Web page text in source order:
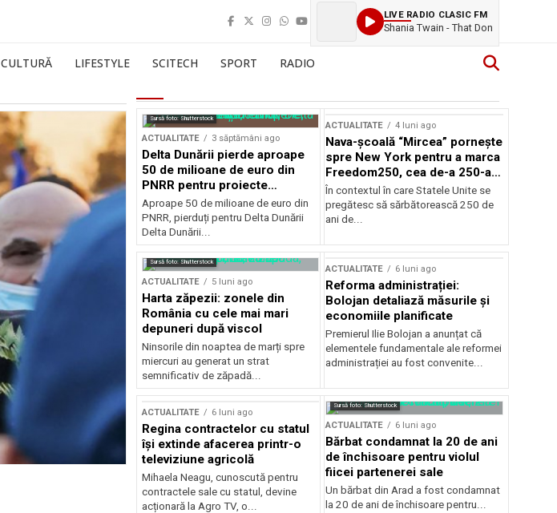
LIVE RADIO CLASIC FM
Shania Twain - That Don
CULTURĂ LIFESTYLE SCITECH SPORT RADIO
Sursă foto: Shutterstock
ACTUALITATE 3 săptămâni ago
Delta Dunării pierde aproape
50 de milioane de euro din
PNRR pentru proiecte
esențiale
Aproape 50 de milioane de euro din
PNRR, pierduți pentru Delta Dunării
Delta Dunării...
ACTUALITATE 4 luni ago
Nava-școală “Mircea” pornește
spre New York pentru a marca
Freedom250, cea de-a 250-a
aniversare a Statelor Unite
În contextul în care Statele Unite se
pregătesc să sărbătorească 250 de
ani de...
Sursă foto: Shutterstock
ACTUALITATE 5 luni ago
Harta zăpezii: zonele din
România cu cele mai mari
depuneri după viscol
Ninsorile din noaptea de marți spre
miercuri au generat un strat
semnificativ de zăpadă...
ACTUALITATE 6 luni ago
Reforma administrației:
Bolojan detaliază măsurile și
economiile planificate
Premierul Ilie Bolojan a anunțat că
elementele fundamentale ale reformei
administrației au fost convenite...
ACTUALITATE 6 luni ago
Regina contractelor cu statul
își extinde afacerea printr-o
televiziune agricolă
Mihaela Neagu, cunoscută pentru
contractele sale cu statul, devine
acționară la Agro TV, o...
Sursă foto: Shutterstock
ACTUALITATE 6 luni ago
Bărbat condamnat la 20 de ani
de închisoare pentru violul
fiicei partenerei sale
Un bărbat din Arad a fost condamnat
la 20 de ani de închisoare pentru...